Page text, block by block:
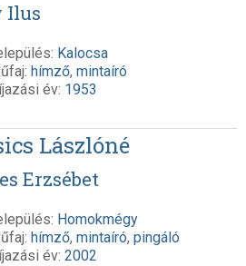
Ilus
Kalocsa
hímző, mintaíró
év: 1953
Lászlóné
Erzsébet
Homokmégy
hímző, mintaíró, pingáló
év: 2002